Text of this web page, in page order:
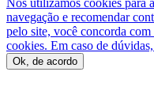
navegação e recomendar
pelo site, você concorda
cookies. Em caso de
Ok, de acordo